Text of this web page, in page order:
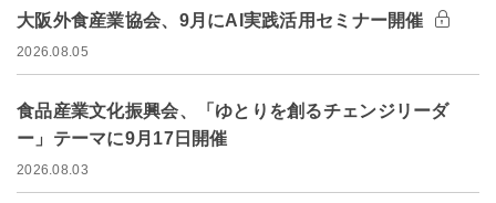
大阪外食産業協会、9月にAI実践活用セミナー開催
2026.08.05
食品産業文化振興会、「ゆとりを創るチェンジリーダ
ー」テーマに9月17日開催
2026.08.03